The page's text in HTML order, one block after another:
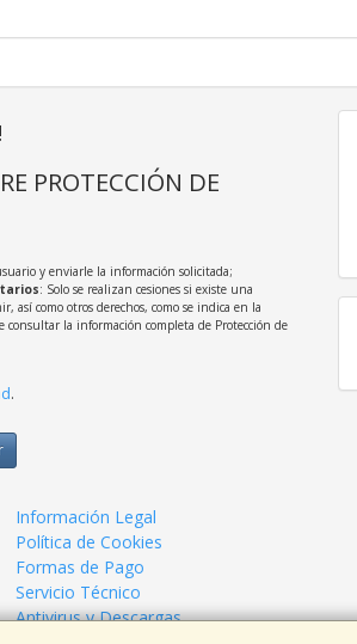
PROTECCIÓN DE
y enviarle la información solicitada;
: Solo se realizan cesiones si existe una
así como otros derechos, como se indica en la
consultar la información completa de Protección de
.
Información Legal
Política de Cookies
Formas de Pago
Servicio Técnico
Antivirus y Descargas